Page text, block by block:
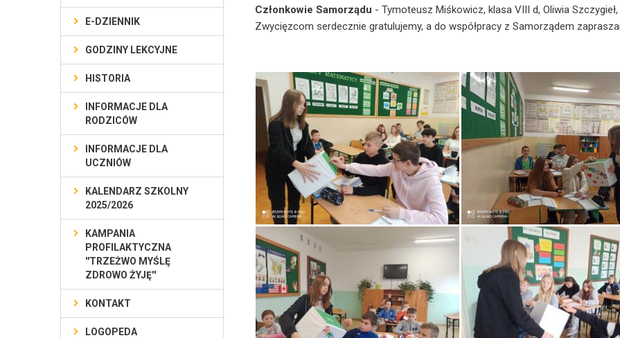
Członkowie Samorządu - Tymoteusz Miśkowicz, klasa VIII d, Oliwia
Zwycięzcom serdecznie gratulujemy, a do współpracy z Samorządem
E-DZIENNIK
GODZINY LEKCYJNE
HISTORIA
INFORMACJE DLA
RODZICÓW
INFORMACJE DLA
UCZNIÓW
KALENDARZ SZKOLNY
2025/2026
KAMPANIA
PROFILAKTYCZNA
''TRZEŻWO MYŚLĘ
ZDROWO ŻYJĘ''
KONTAKT
LOGOPEDA